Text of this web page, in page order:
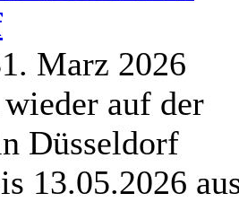
Marz 2026
auf der
Düsseldorf
13.05.2026